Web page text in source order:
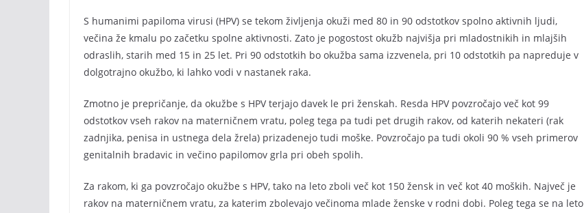
S humanimi papiloma virusi (HPV) se tekom življenja okuži med 80 in 90 odstotkov spolno aktivnih ljudi,
večina že kmalu po začetku spolne aktivnosti. Zato je pogostost okužb najvišja pri mladostnikih in mlajših
odraslih, starih med 15 in 25 let. Pri 90 odstotkih bo okužba sama izzvenela, pri 10 odstotkih pa napreduje v
dolgotrajno okužbo, ki lahko vodi v nastanek raka.
Zmotno je prepričanje, da okužbe s HPV terjajo davek le pri ženskah. Resda HPV povzročajo več kot 99
odstotkov vseh rakov na materničnem vratu, poleg tega pa tudi pet drugih rakov, od katerih nekateri (rak
zadnjika, penisa in ustnega dela žrela) prizadenejo tudi moške. Povzročajo pa tudi okoli 90 % vseh primerov
genitalnih bradavic in večino papilomov grla pri obeh spolih.
Za rakom, ki ga povzročajo okužbe s HPV, tako na leto zboli več kot 150 žensk in več kot 40 moških. Največ je
rakov na materničnem vratu, za katerim zbolevajo večinoma mlade ženske v rodni dobi. Poleg tega se na leto